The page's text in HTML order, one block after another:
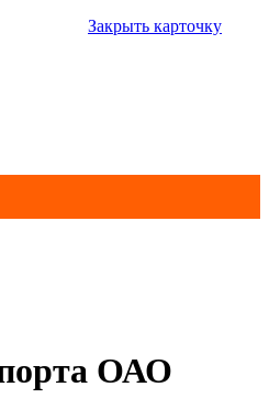
Закрыть карточку
ОАО